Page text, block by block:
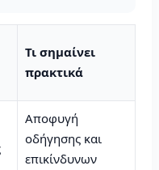
Τι σημαίνει
πρακτικά
Αποφυγή
οδήγησης και
επικίνδυνων